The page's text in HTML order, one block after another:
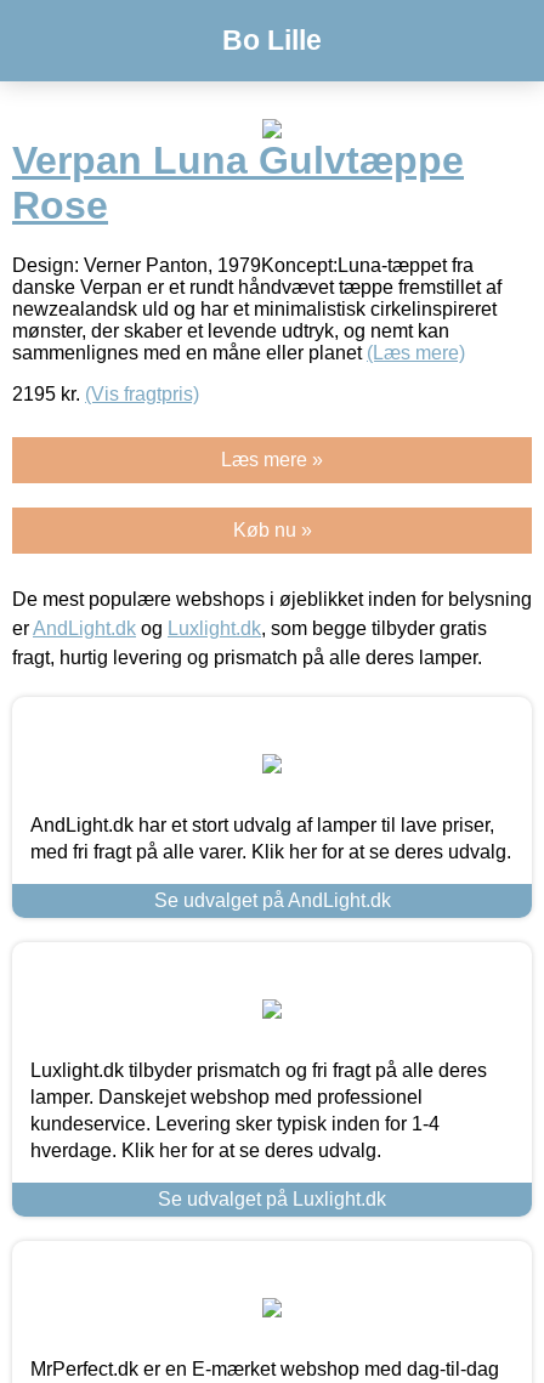
Bo Lille
Verpan Luna Gulvtæppe
Rose
Design: Verner Panton, 1979Koncept:Luna-tæppet fra
danske Verpan er et rundt håndvævet tæppe fremstillet af
newzealandsk uld og har et minimalistisk cirkelinspireret
mønster, der skaber et levende udtryk, og nemt kan
sammenlignes med en måne eller planet (Læs mere)
2195 kr. (Vis fragtpris)
Læs mere »
Køb nu »
De mest populære webshops i øjeblikket inden for belysning
erAndLight.dk og Luxlight.dk, som begge tilbyder gratis
fragt, hurtig levering og prismatch på alle deres lamper.
AndLight.dk har et stort udvalg af lamper til lave priser,
med fri fragt på alle varer. Klik her for at se deres udvalg.
Se udvalget på AndLight.dk
Luxlight.dk tilbyder prismatch og fri fragt på alle deres
lamper. Danskejet webshop med professionel
kundeservice. Levering sker typisk inden for 1-4
hverdage. Klik her for at se deres udvalg.
Se udvalget på Luxlight.dk
MrPerfect.dk er en E-mærket webshop med dag-til-dag